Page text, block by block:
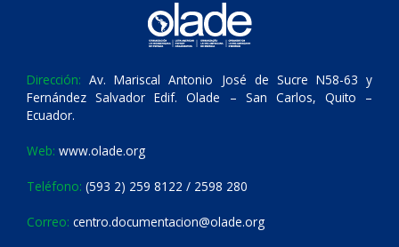
Dirección: Av. Mariscal Antonio José de Sucre N58-63 y
Fernández Salvador Edif. Olade – San Carlos, Quito –
Ecuador.
Web: www.olade.org
Teléfono: (593 2) 259 8122 / 2598 280
Correo: centro.documentacion@olade.org